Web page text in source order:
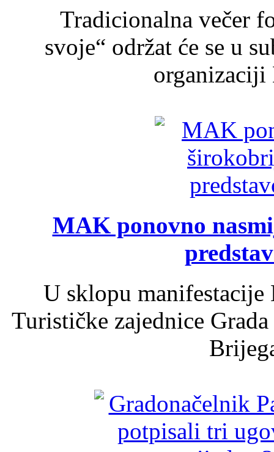
Tradicionalna večer
svoje“ održat će se u
organizaciji
MAK ponovno
U sklopu
Turističke zajednice